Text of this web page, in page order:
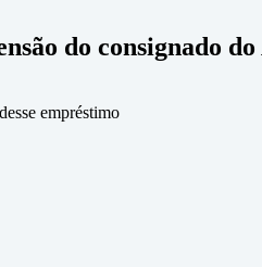
do consignado
empréstimo